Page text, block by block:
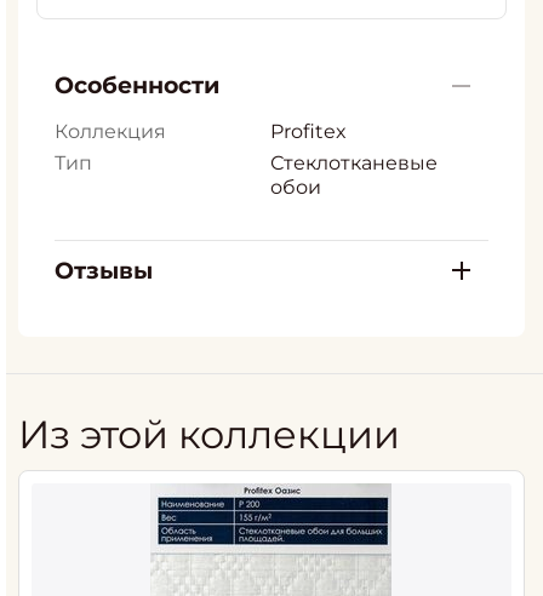
Особенности
Коллекция
Profitex
Тип
Стеклотканевые
обои
Отзывы
Из этой коллекции